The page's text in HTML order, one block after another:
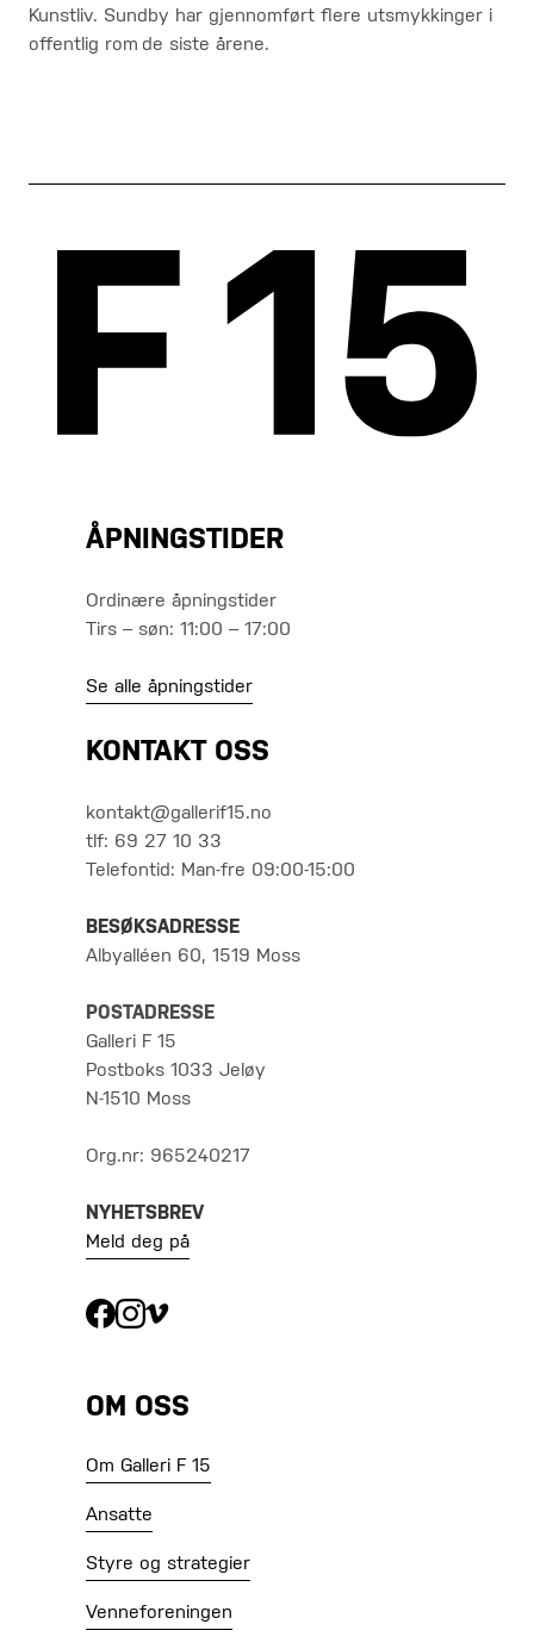
Kunstliv. Sundby har gjennomført flere utsmykkinger i
offentlig rom de siste årene.
ÅPNINGSTIDER
Ordinære åpningstider
Tirs – søn: 11:00 – 17:00
Se alle åpningstider
KONTAKT OSS
kontakt@gallerif15.no
tlf: 69 27 10 33
Telefontid: Man-fre 09:00-15:00
BESØKSADRESSE
Albyalléen 60, 1519 Moss
POSTADRESSE
Galleri F 15
Postboks 1033 Jeløy
N-1510 Moss
Org.nr: 965240217
NYHETSBREV
Meld deg på
OM OSS
Om Galleri F 15
Ansatte
Styre og strategier
Venneforeningen